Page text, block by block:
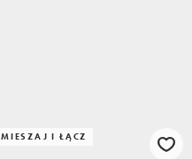
MIESZAJ I ŁĄCZ